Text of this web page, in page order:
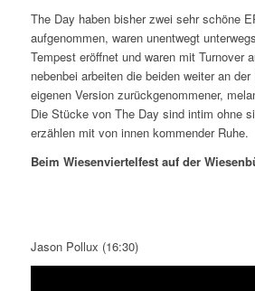
The Day haben bisher zwei sehr schöne
aufgenommen, waren unentwegt
Tempest eröffnet und waren mit Turnover
nebenbei arbeiten die beiden weiter an
eigenen Version zurückgenommener,
Die Stücke von The Day sind intim ohne
erzählen mit von innen kommender Ruhe.
Beim Wiesenviertelfest auf der
Jason Pollux (16:30)